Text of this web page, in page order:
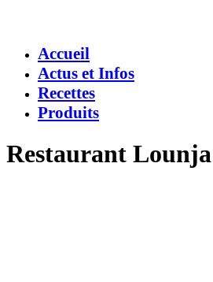
Accueil
Actus et Infos
Recettes
Produits
Restaurant